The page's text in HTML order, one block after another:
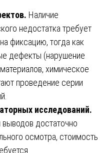
Наличие
недостатка требует
фиксацию, тогда как
дефекты (нарушение
химическое
проведение серии
исследований.
достаточно
осмотра, стоимость